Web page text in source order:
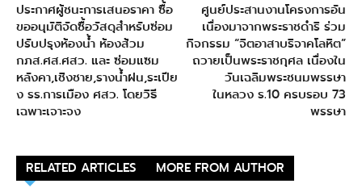
ประกาศผู้ชนะการเสนอราคา ซื้อ
ขออนุมัติจัดซื้อวัสดุสำหรับซ่อม
ปรับปรุงห้องน้ำ ห้องส้วม
กภส.ศส.ศสว. และ ซ่อมแซม
หลังคา,เชิงชาย,รางน้ำฝน,ระเปีย
ง รร.การเมือง ศสว. โดยวิธี
เฉพาะเจาะจง
ศูนย์ประสานงานโครงการอัน
เนื่องมาจากพระราชดำริ ร่วม
กิจกรรม “จิตอาสาบริจาคโลหิต”
ถวายเป็นพระราชกุศล เนื่องใน
วันเฉลิมพระชนมพรรษา
ในหลวง ร.10 ครบรอบ 73
พรรษา
RELATED ARTICLES MORE FROM AUTHOR